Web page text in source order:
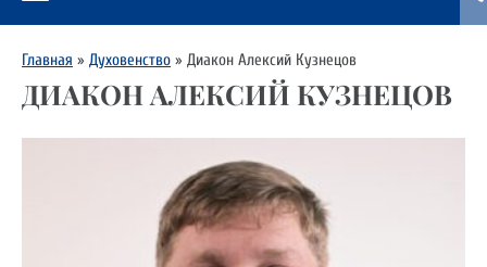
Главная » Духовенство » Диакон Алексий Кузнецов
ДИАКОН АЛЕКСИЙ КУЗНЕЦОВ